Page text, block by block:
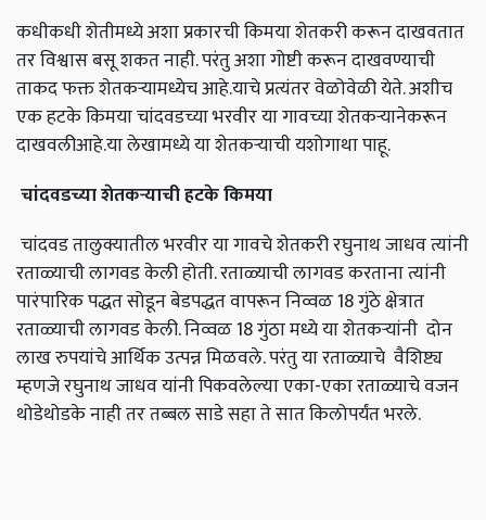
कधीकधी शेतीमध्ये अशा प्रकारची किमया शेतकरी करून दाखवतात
तर विश्वास बसू शकत नाही. परंतु अशा गोष्टी करून दाखवण्याची
ताकद फक्त शेतकऱ्यामध्येच आहे.याचे प्रत्यंतर वेळोवेळी येते. अशीच
एक हटके किमया चांदवडच्या भरवीर या गावच्या शेतकऱ्यानेकरून
दाखवलीआहे.या लेखामध्ये या शेतकऱ्याची यशोगाथा पाहू.
चांदवडच्या शेतकऱ्याची हटके किमया
चांदवड तालुक्यातील भरवीर या गावचे शेतकरी रघुनाथ जाधव त्यांनी
रताळ्याची लागवड केली होती. रताळ्याची लागवड करताना त्यांनी
पारंपारिक पद्धत सोडून बेडपद्धत वापरून निव्वळ 18 गुंठे क्षेत्रात
रताळ्याची लागवड केली. निव्वळ 18 गुंठा मध्ये या शेतकऱ्यांनी दोन
लाख रुपयांचे आर्थिक उत्पन्न मिळवले. परंतु या रताळ्याचे वैशिष्ट्य
म्हणजे रघुनाथ जाधव यांनी पिकवलेल्या एका-एका रताळ्याचे वजन
थोडेथोडके नाही तर तब्बल साडे सहा ते सात किलोपर्यंत भरले.